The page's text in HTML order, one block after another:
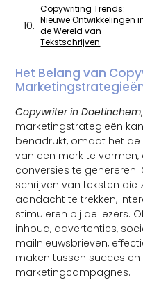
Copywriting Trends:
Nieuwe Ontwikkelingen
de Wereld van
Tekstschrijven
Het Belang van
Copywriter in Doetinchem
marketingstrategieën
benadrukt, omdat het
van een merk te
conversies te
schrijven van teksten
aandacht te trekken,
stimuleren bij de lezers.
inhoud, advertenties,
mailnieuwsbrieven,
maken tussen succes en
marketingcampagnes.